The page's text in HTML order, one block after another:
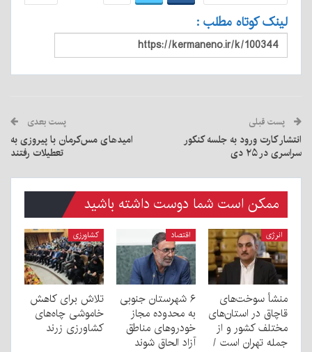
لینک کوتاه مطلب :
پست قبلی
انتشار کارت ورود به جلسه کنکور
سراسری در ۲۵ دی
پست بعدی
امیدهای مس‌کرمان با پیروزی به
تعطیلات رفتند
ممکن است شما دوست داشته باشید
انرژی
منشأ سوخت‌های
قاچاق در استان‌های
مختلف کشور و از
جمله تهران است /
اقتصاد
۶ شهرستان‌‌ جنوبی
به محدوده مجاز
خودروهای مناطق
آزاد الحاق شوند
کشاورزی
تلاش برای کاهش
خاموشی چاه‌های
کشاورزی زرند